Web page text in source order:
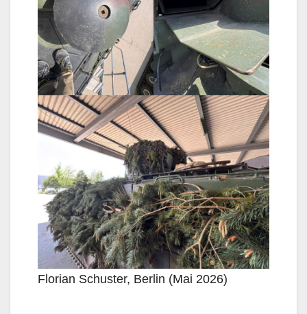
Florian Schuster, Berlin (Mai 2026)